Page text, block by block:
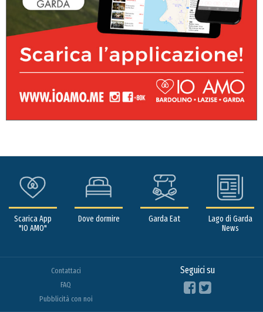
Scarica App
"IO AMO"
Dove dormire Garda Eat
Lago di Garda
News
Contattaci
FAQ
Pubblicità con noi
Seguici su